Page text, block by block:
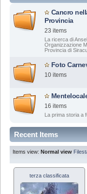
Cancro
Provincia
23 items
La ricerca di
Organizzazione
Provincia di
Foto
10 items
16 items
La prima storia a
Recent Items
Items view: Normal view
terza classificata